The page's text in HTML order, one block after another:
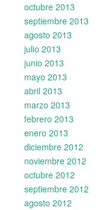
octubre 2013
septiembre 2013
agosto 2013
julio 2013
junio 2013
mayo 2013
abril 2013
marzo 2013
febrero 2013
enero 2013
diciembre 2012
noviembre 2012
octubre 2012
septiembre 2012
agosto 2012